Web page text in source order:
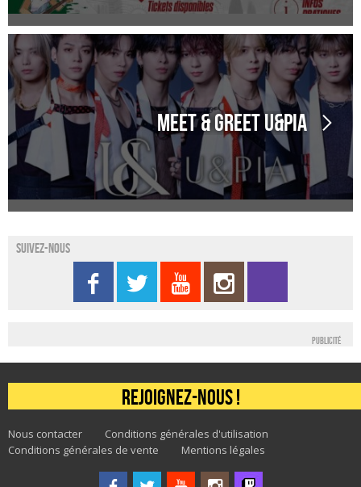
Meet & Greet U&PIA
Suivez-nous
Publicité
Rejoignez-nous !
Nous contacter
Conditions générales d'utilisation
Conditions générales de vente
Mentions légales